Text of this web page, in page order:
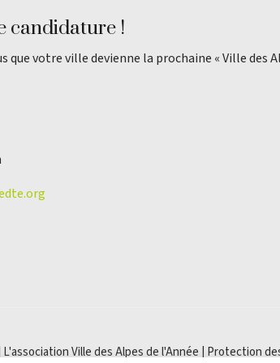
candidature !
que votre ville devienne la prochaine « Ville des
Ville des Alpes de l'Année | Protection